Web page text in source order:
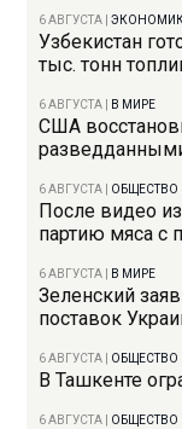
6 АВГУСТА |
Узбекистан
тыс. тонн
6 АВГУСТА В МИРЕ
США
6 АВГУСТА ОБЩЕСТВО
После видео
партию мяса с
6 АВГУСТА В МИРЕ
Зеленский
поставок
6 АВГУСТА ОБЩЕСТВО
В Ташкенте
6 АВГУСТА ОБЩЕСТВО